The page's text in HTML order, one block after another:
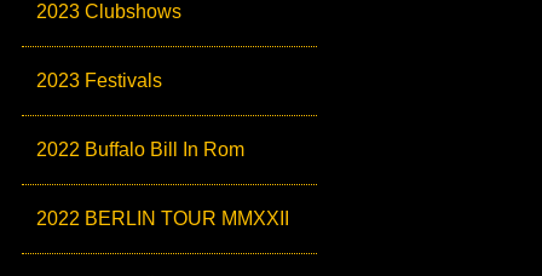
2023 Clubshows
2023 Festivals
2022 Buffalo Bill In Rom
2022 BERLIN TOUR MMXXII